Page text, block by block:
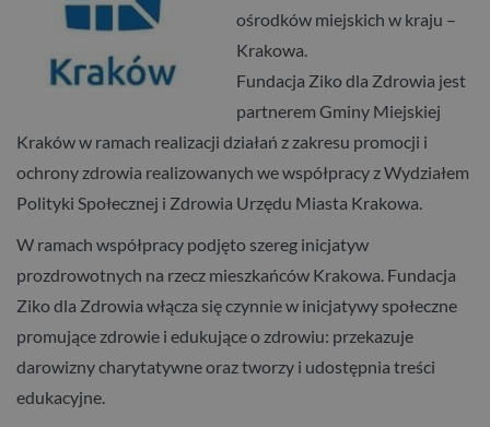
ośrodków miejskich w kraju –
Krakowa.
Fundacja Ziko dla Zdrowia jest
partnerem Gminy Miejskiej
Kraków w ramach realizacji działań z zakresu promocji i
ochrony zdrowia realizowanych we współpracy z Wydziałem
Polityki Społecznej i Zdrowia Urzędu Miasta Krakowa.
W ramach współpracy podjęto szereg inicjatyw
prozdrowotnych na rzecz mieszkańców Krakowa. Fundacja
Ziko dla Zdrowia włącza się czynnie w inicjatywy społeczne
promujące zdrowie i edukujące o zdrowiu: przekazuje
darowizny charytatywne oraz tworzy i udostępnia treści
edukacyjne.